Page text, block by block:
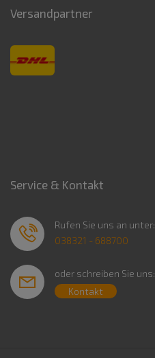
Versandpartner
Service & Kontakt
Rufen Sie uns an unter:
038321 - 688700
oder schreiben Sie uns:
Kontakt